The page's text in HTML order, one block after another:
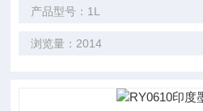
产品型号：1L
浏览量：2014